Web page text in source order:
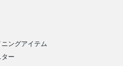
ングアイテム
ー